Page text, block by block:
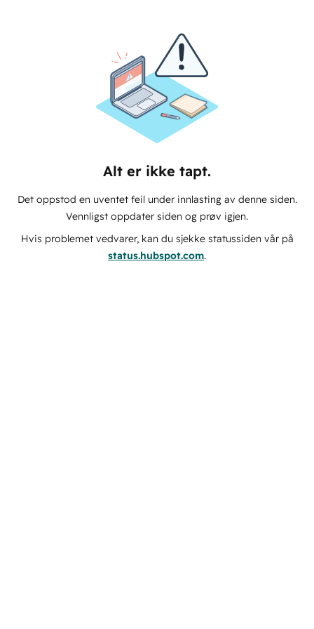
Alt er ikke tapt.
Det oppstod en uventet feil under innlasting av denne siden.
Vennligst oppdater siden og prøv igjen.
Hvis problemet vedvarer, kan du sjekke statussiden vår på
status.hubspot.com.